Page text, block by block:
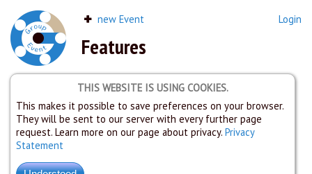
new Event Login
Features
THIS WEBSITE IS USING COOKIES.
This makes it possible to save preferences on your browser.
They will be sent to our server with every further page
request. Learn more on our page about privacy. Privacy
Statement